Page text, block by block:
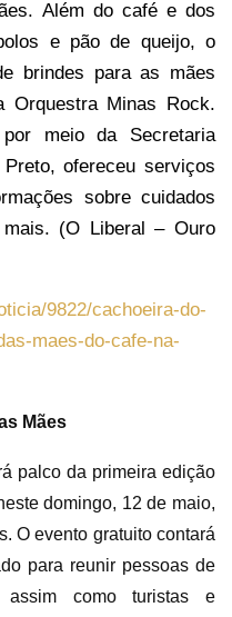
Além do café e dos
e pão de queijo, o
brindes para as mães
Orquestra Minas Rock.
meio da Secretaria
ofereceu serviços
sobre cuidados
(O Liberal – Ouro
9822/cachoeira-do-
maes-do-cafe-na-
Mães
palco da primeira edição
domingo, 12 de maio,
O evento gratuito contará
para reunir pessoas de
como turistas e